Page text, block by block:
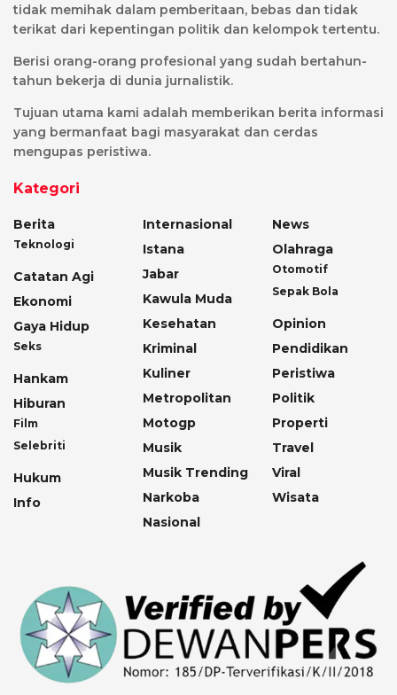
tidak memihak dalam pemberitaan, bebas dan tidak
terikat dari kepentingan politik dan kelompok tertentu.
Berisi orang-orang profesional yang sudah bertahun-
tahun bekerja di dunia jurnalistik.
Tujuan utama kami adalah memberikan berita informasi
yang bermanfaat bagi masyarakat dan cerdas
mengupas peristiwa.
Kategori
Berita
Teknologi
Catatan Agi
Ekonomi
Gaya Hidup
Seks
Hankam
Hiburan
Film
Selebriti
Hukum
Info
Internasional
Istana
Jabar
Kawula Muda
Kesehatan
Kriminal
Kuliner
Metropolitan
Motogp
Musik
Musik Trending
Narkoba
Nasional
News
Olahraga
Otomotif
Sepak Bola
Opinion
Pendidikan
Peristiwa
Politik
Properti
Travel
Viral
Wisata